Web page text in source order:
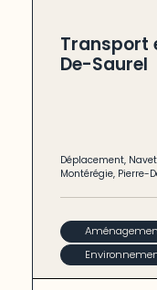
Transport
De-Saurel
Déplacement,
Montérégie, Pierre-